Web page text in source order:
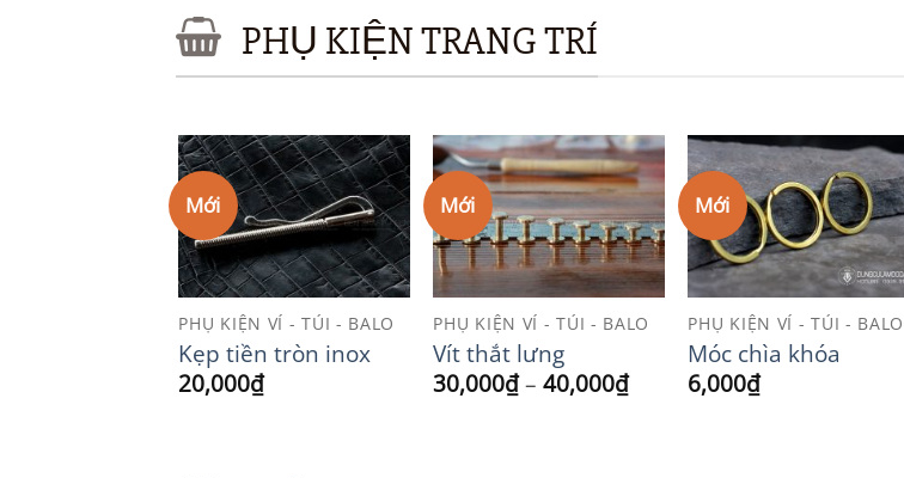
PHỤ KIỆN TRANG TRÍ
Mới
Add to
Wishlist
PHỤ KIỆN VÍ - TÚI - BALO
Kẹp tiền tròn inox
20,000₫
Mới
Add to
Wishlist
PHỤ KIỆN VÍ - TÚI - BALO
Vít thắt lưng
30,000₫ – 40,000₫Khoảng
giá:
Mới
Add to
Wishlist
PHỤ KIỆN VÍ - TÚI - BALO
Móc chìa khóa
6,000₫